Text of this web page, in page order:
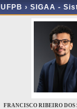
UFPB › SIGAA -
FRANCISCO RIBEIRO DOS